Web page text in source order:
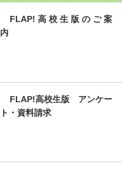
FLAP!高校生版のご案
内
FLAP!高校生版 アンケー
ト・資料請求